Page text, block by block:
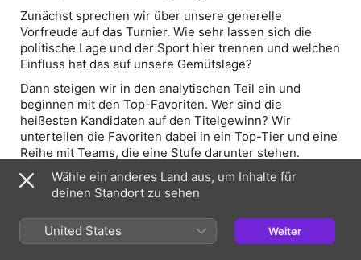
Zunächst sprechen wir über unsere generelle
Vorfreude auf das Turnier. Wie sehr lassen sich die
politische Lage und der Sport hier trennen und welchen
Einfluss hat das auf unsere Gemütslage?
Dann steigen wir in den analytischen Teil ein und
beginnen mit den Top-Favoriten. Wer sind die
heißesten Kandidaten auf den Titelgewinn? Wir
unterteilen die Favoriten dabei in ein Top-Tier und eine
Reihe mit Teams, die eine Stufe darunter stehen.
Zahlreiche Teams haben viele Fans in Deutschland aber
noch nicht auf dem Schirm. Ob es angesichts der
mal dahingestellt, trotzdem schauen wir auf die Teams,
die bei der WM für Überraschungen sorgen könnten.
Wähle ein anderes Land aus, um Inhalte für
deinen Standort zu sehen
United States Weiter